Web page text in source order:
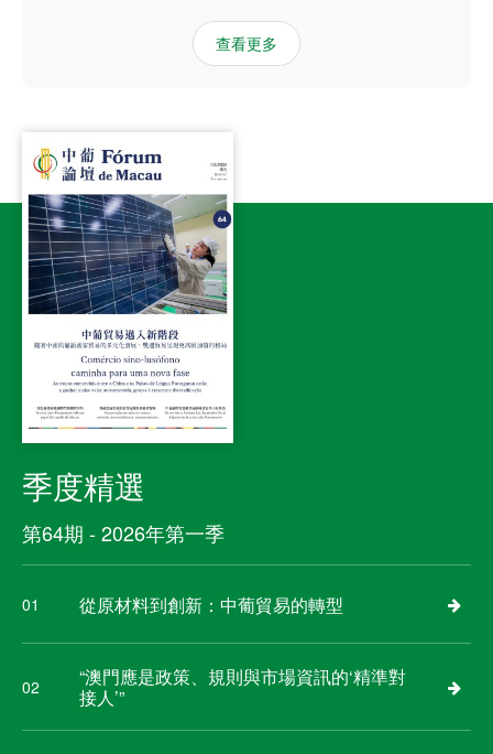
查看更多
季度精選
第64期 - 2026年第一季
01 從原材料到創新：中葡貿易的轉型
02
“澳門應是政策、規則與市場資訊的‘精準對
接人’”